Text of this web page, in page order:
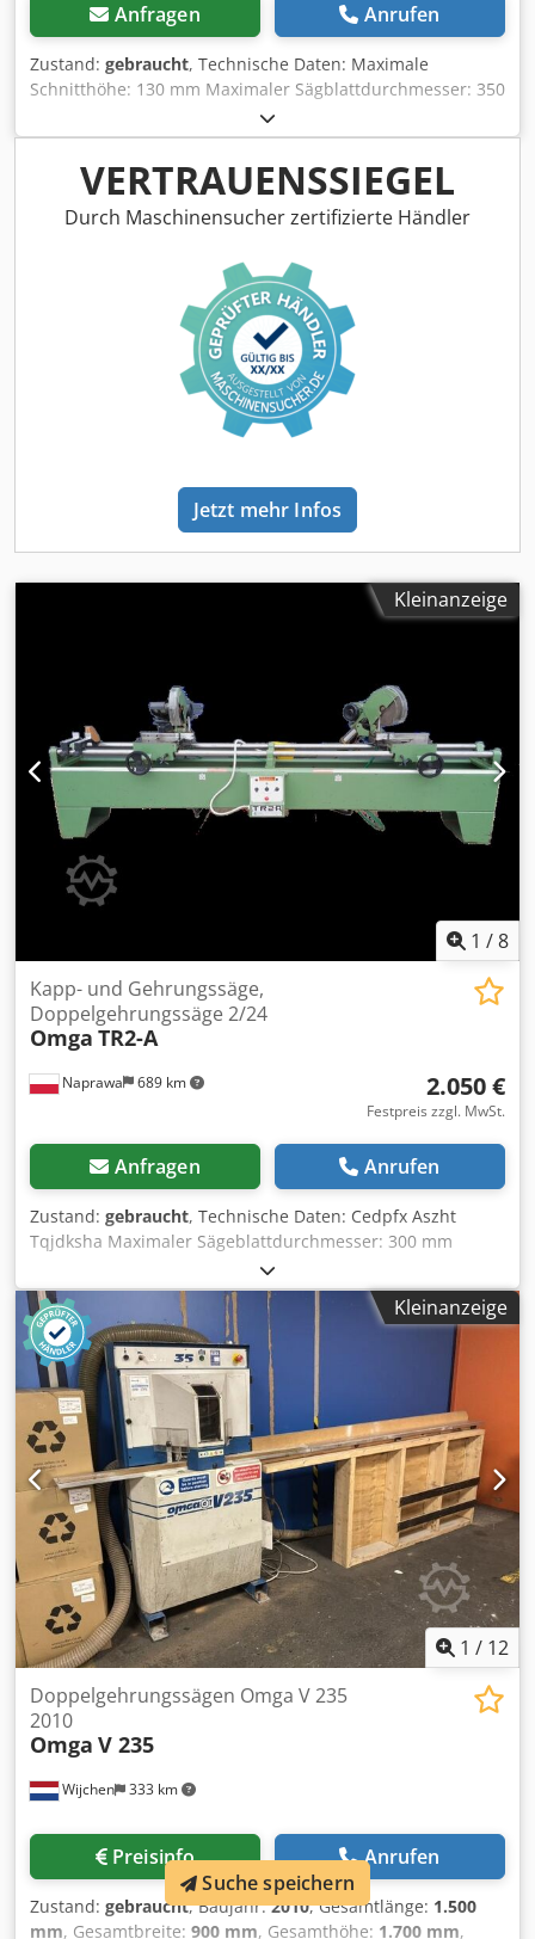
Anfragen Anrufen
Zustand: gebraucht, Technische Daten: Maximale
Schnitthöhe: 130 mm Maximaler Sägblattdurchmesser: 350
mm Gehrungsschnitt: JA Spannung: 400 V
Hauptmotorleistung: 2,2 kW Gesamtmaße: Höhe: 890 mm
Cedpfx Adszikk Nskoha Breite: 750 mm Länge: 800 mm
VERTRAUENSSIEGEL
Durch Maschinensucher zertifizierte Händler
Jetzt mehr Infos
Kleinanzeige
1 /8
Naprawa 689 km
Kapp- und Gehrungssäge,
Doppelgehrungssäge 2/24
Omga TR2-A
2.050 €
Festpreis zzgl. MwSt.
Anfragen Anrufen
Zustand: gebraucht, Technische Daten: Cedpfx Aszht
Tqjdksha Maximaler Sägeblattdurchmesser: 300 mm
Maximale Schnittbreite mit zwei Sägeblättern: 2700 mm
Minimale Schnittbreite mit zwei Sägeblättern: 250 mm
Gehrungsschnitt möglich Motorleistung: 2 x 2,2 kW
Stromversorgung: 380 V Abmessungen: Höhe: 1300 mm
Länge: 3600 mm Breite: 1000 mm
Kleinanzeige
1 / 12
Wijchen 333 km
Doppelgehrungssägen Omga V 235
2010
Omga V 235
Preisinfo Anrufen
Zustand: gebraucht, Baujahr:2010, Gesamtlänge: 1.500
mm, Gesamtbreite: 900 mm, Gesamthöhe: 1.700 mm,
Suche speichern